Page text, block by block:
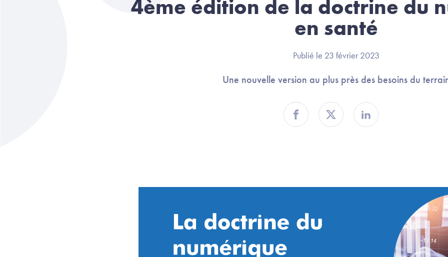
4ème édition de la doctrine du
en santé
Publié le 23 février 2023
Une nouvelle version au plus près des besoins du
Partager sur Facebook
Partager sur TwitterPartager sur Linkedin